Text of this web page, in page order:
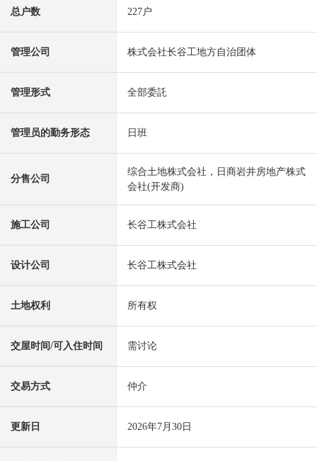
总户数 227户
管理公司 株式会社长谷工地方自治团体
管理形式 全部委託
管理员的勤务形态 日班
分售公司
综合土地株式会社，日商岩井房地产株式
会社(开发商)
施工公司 长谷工株式会社
设计公司 长谷工株式会社
土地权利 所有权
交屋时间/可入住时间 需讨论
交易方式 仲介
更新日 2026年7月30日